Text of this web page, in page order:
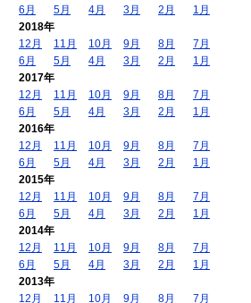
6月
5月 4月 3月 2月
1月
2018年
12月
11月 10月 9月 8月
7月
6月
5月 4月 3月 2月
1月
2017年
12月
11月 10月 9月 8月
7月
6月
5月 4月 3月 2月
1月
2016年
12月
11月 10月 9月 8月
7月
6月
5月 4月 3月 2月
1月
2015年
12月
11月 10月 9月 8月
7月
6月
5月 4月 3月 2月
1月
2014年
12月
11月 10月 9月 8月
7月
6月
5月 4月 3月 2月
1月
2013年
12月
11月 10月 9月 8月 7月